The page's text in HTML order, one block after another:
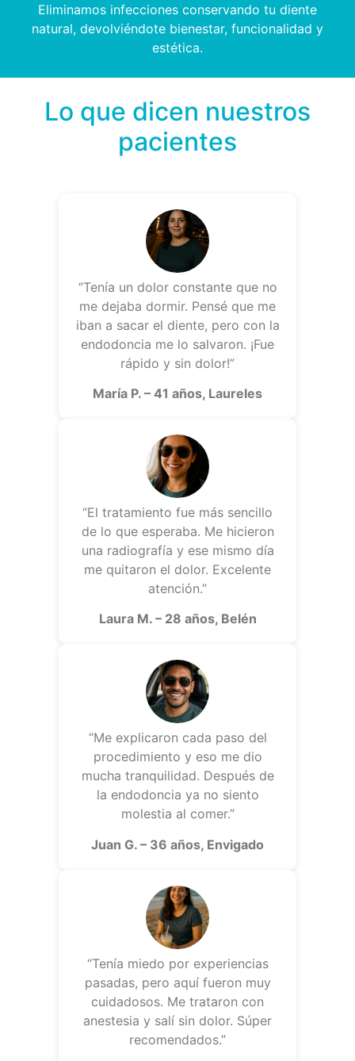
Eliminamos infecciones conservando tu diente
natural, devolviéndote bienestar, funcionalidad y
estética.
Lo que dicen nuestros
pacientes
“Tenía un dolor constante que no
me dejaba dormir. Pensé que me
iban a sacar el diente, pero con la
endodoncia me lo salvaron. ¡Fue
rápido y sin dolor!”
María P. – 41 años, Laureles
“El tratamiento fue más sencillo
de lo que esperaba. Me hicieron
una radiografía y ese mismo día
me quitaron el dolor. Excelente
atención.”
Laura M. – 28 años, Belén
“Me explicaron cada paso del
procedimiento y eso me dio
mucha tranquilidad. Después de
la endodoncia ya no siento
molestia al comer.”
Juan G. – 36 años, Envigado
“Tenía miedo por experiencias
pasadas, pero aquí fueron muy
cuidadosos. Me trataron con
anestesia y salí sin dolor. Súper
recomendados.”